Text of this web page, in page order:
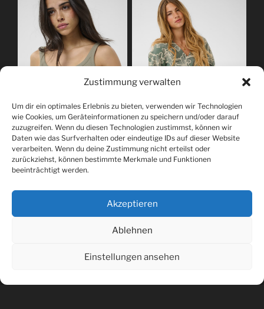
Zustimmung verwalten
Um dir ein optimales Erlebnis zu bieten, verwenden wir Technologien
wie Cookies, um Geräteinformationen zu speichern und/oder darauf
zuzugreifen. Wenn du diesen Technologien zustimmst, können wir
Daten wie das Surfverhalten oder eindeutige IDs auf dieser Website
verarbeiten. Wenn du deine Zustimmung nicht erteilst oder
zurückziehst, können bestimmte Merkmale und Funktionen
beeinträchtigt werden.
Akzeptieren
Ablehnen
Einstellungen ansehen
Culture sowie Accessoires der Firmen Zwei und Falke.